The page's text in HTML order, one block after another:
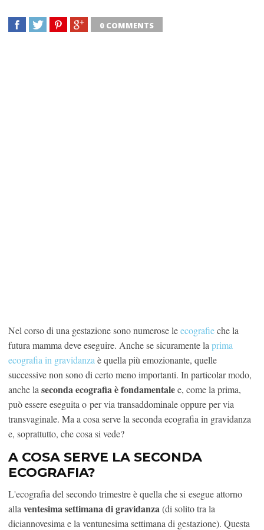
0 COMMENTS
Nel corso di una gestazione sono numerose leecografieche la
futura mamma deve eseguire. Anche se sicuramente la prima
ecografia in gravidanza è quella più emozionante, quelle
successive non sono di certo meno importanti. In particolar modo,
anche la seconda ecografia è fondamentalee, come la prima,
può essere eseguita o per via transaddominale oppure per via
transvaginale. Ma a cosa serve la seconda ecografia in gravidanza
e, soprattutto, che cosa si vede?
A COSA SERVE LA SECONDA
ECOGRAFIA?
L'ecografia del secondo trimestre è quella che si esegue attorno
alla ventesima settimana di gravidanza (di solito tra la
diciannovesima e la ventunesima settimana di gestazione). Questa